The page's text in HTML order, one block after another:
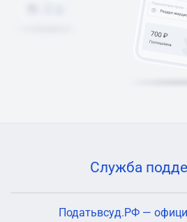
Служба
Податьвсуд.РФ —